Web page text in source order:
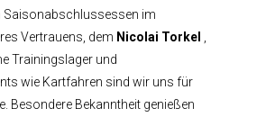
Saisonabschlussessen im
Vertrauens, dem Nicolai Torkel
Trainingslager und
wie Kartfahren sind wir uns für
Besondere Bekanntheit genießen